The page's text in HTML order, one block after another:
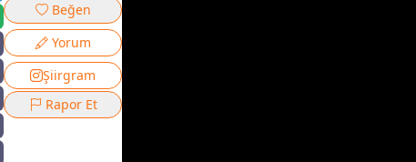
Beğen
Yorum
Şiirgram
Rapor Et